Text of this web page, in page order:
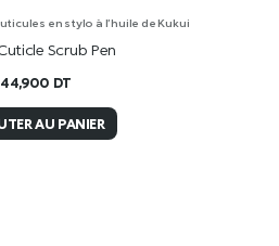
en stylo à l’huile de Kukui
Scrub Pen
44,900 DT
AU PANIER